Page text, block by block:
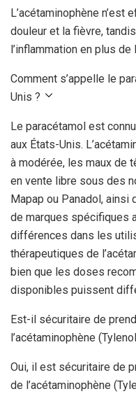
L’acétaminophène n’est
douleur et la fièvre,
l’inflammation en plus
Comment s’appelle le
Unis ?
Le paracétamol est
aux États-Unis.
à modérée, les maux de
en vente libre sous des
Mapap ou Panadol,
de marques spécifiques
différences dans les
thérapeutiques de
bien que les doses
disponibles puissent
Est-il sécuritaire de
l’acétaminophène
Oui, il est sécuritaire de
de l’acétaminophène